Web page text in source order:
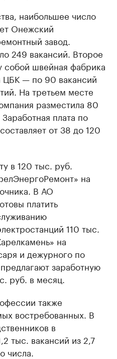
наибольшее число
Онежский
завод.
249 вакансий. Второе
собой швейная фабрика
ЦБК — по 90 вакансий
На третьем месте
разместила 80
плата по
от 38 до 120
в 120 тыс. руб.
на
В АО
платить
110 тыс.
на
и дежурного по
заработную
руб. в месяц.
также
востребованных. В
в
тыс. вакансий из 2,7
числа.